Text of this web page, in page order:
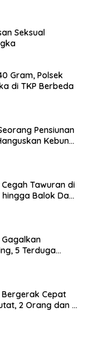
Seksual
Gram, Polsek
di TKP Berbeda
Pensiunan
Kebun
Tawuran di
hingga Balok Dan
5 Terduga
Cepat
2 Orang dan 3